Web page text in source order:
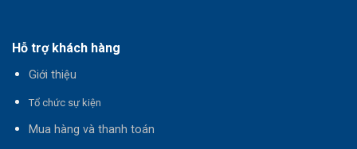
Hỗ trợ khách hàng
Giới thiệu
Tổ chức sự kiện
Mua hàng và thanh toán